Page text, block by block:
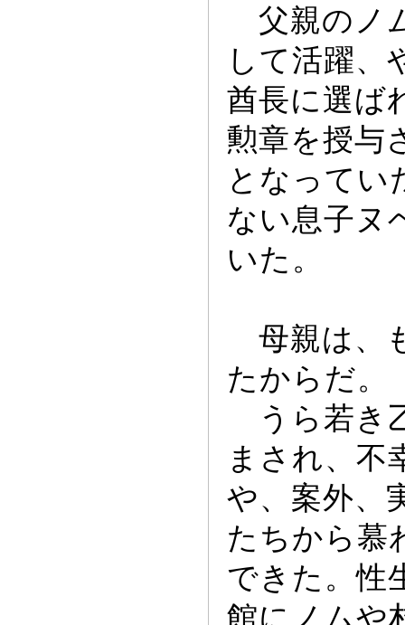
父親のノ
して活躍、
酋長に選ば
勲章を授与
とな っ てい
ない息子ヌ
いた。
母親は、
たからだ。
うら若き
まされ、不
や、案外、
たちから慕
できた。性
館にノムや